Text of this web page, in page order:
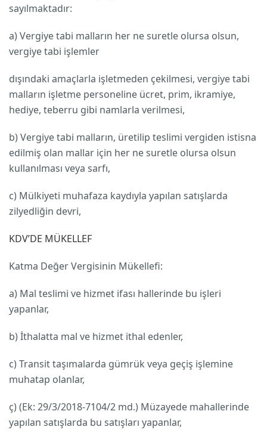
sayılmaktadır:
a) Vergiye tabi malların her ne suretle olursa olsun,
vergiye tabi işlemler
dışındaki amaçlarla işletmeden çekilmesi, vergiye tabi
malların işletme personeline ücret, prim, ikramiye,
hediye, teberru gibi namlarla verilmesi,
b) Vergiye tabi malların, üretilip teslimi vergiden istisna
edilmiş olan mallar için her ne suretle olursa olsun
kullanılması veya sarfı,
c) Mülkiyeti muhafaza kaydıyla yapılan satışlarda
zilyedliğin devri,
KDV’DE MÜKELLEF
Katma Değer Vergisinin Mükellefi:
a) Mal teslimi ve hizmet ifası hallerinde bu işleri
yapanlar,
b) İthalatta mal ve hizmet ithal edenler,
c) Transit taşımalarda gümrük veya geçiş işlemine
muhatap olanlar,
ç) (Ek: 29/3/2018-7104/2 md.) Müzayede mahallerinde
yapılan satışlarda bu satışları yapanlar,